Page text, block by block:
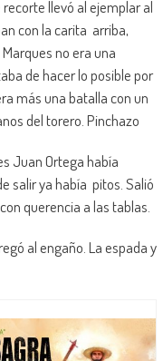
llevó al ejemplar al
con la carita arriba,
no era una
de hacer lo posible por
más una batalla con un
del torero. Pinchazo
Juan Ortega había
salir ya había pitos. Salió
querencia a las tablas.
al engaño. La espada y